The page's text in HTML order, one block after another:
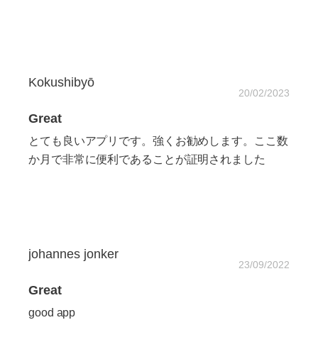
Kokushibyō
20/02/2023
Great
とても良いアプリです。強くお勧めします。ここ数
か月で非常に便利であることが証明されました
johannes jonker
23/09/2022
Great
good app